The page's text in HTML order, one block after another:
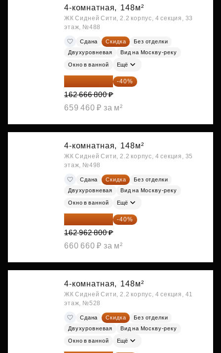
4-комнатная, 148м²
ЖК Сидней Сити, 2.2 корпус, 4 секция, 33
этаж, №488
Сдана Скидка
Без отделки
Двухуровневая
Вид на Москву-реку
Окно в ванной Ещё
97 600 080 ₽ -40%
162 666 800 ₽
659 460 ₽ за м²
4-комнатная, 148м²
ЖК Сидней Сити, 2.2 корпус, 4 секция, 35
этаж, №498
Сдана Скидка
Без отделки
Двухуровневая
Вид на Москву-реку
Окно в ванной Ещё
97 777 680 ₽ -40%
162 962 800 ₽
660 660 ₽ за м²
4-комнатная, 148м²
ЖК Сидней Сити, 2.2 корпус, 4 секция, 41
этаж, №528
Сдана Скидка
Без отделки
Двухуровневая
Вид на Москву-реку
Окно в ванной Ещё